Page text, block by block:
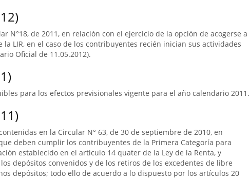
N°18, de 2011, en relación con el ejercicio de la opción de acogerse a
LIR, en el caso de los contribuyentes recién inician sus actividades
Oficial de 11.05.2012).
para los efectos previsionales vigente para el año calendario 2011.
en la Circular N° 63, de 30 de septiembre de 2010, en
deben cumplir los contribuyentes de la Primera Categoría para
establecido en el articulo 14 quater de la Ley de la Renta, y
depósitos convenidos y de los retiros de los excedentes de libre
depósitos; todo ello de acuerdo a lo dispuesto por los artículos 20